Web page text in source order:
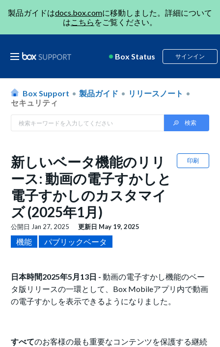
製品ガイドはdocs.box.comに移動しました。詳細について
はこちら をご覧ください。
Box Status サインイン
Box Support 製品ガイド
リリースノート
セキュリティ
印刷
新しいベータ機能のリリ
ース: 動画の電子すかしと
電子すかしのカスタマイ
ズ (2025年1月)
公開日 Jan 27, 2025 更新日 May 19, 2025
機能 パブリックベータ
日本時間2025年5月13日 - 動画の電子すかし機能のベー
タ版リリースの一環として、Box Mobileアプリ内で動画
の電子すかしを表示できるようになりました。
すべてのお客様の最も重要なコンテンツを保護する継続